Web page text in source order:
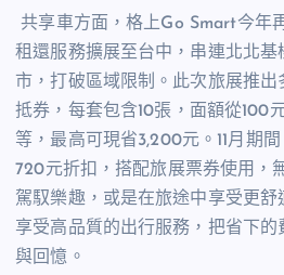
共享車方面，格上Go Smart今年
租還服務擴展至台中，串連北北基
市，打破區域限制。此次旅展推
抵券，每套包含10張，面額從100
等，最高可現省3,200元。 11 月期
720元折扣，搭配旅展票券使用，
駕馭樂趣，或是在旅途中享受更
享受高品質的出行服務，把省下
與回憶。